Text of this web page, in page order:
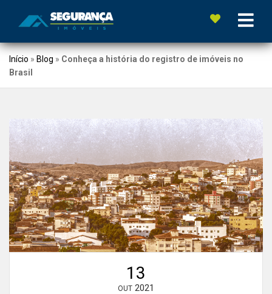
Início » Blog » Conheça a história do registro de imóveis no
Brasil
13
OUT 2021